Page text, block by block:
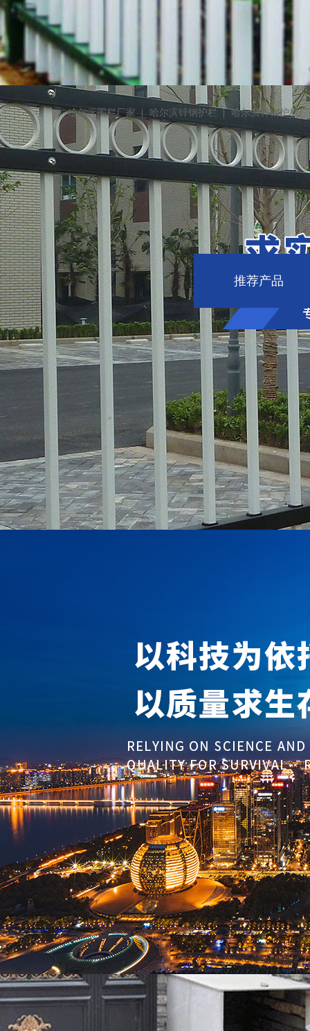
他们都在搜索：哈尔滨围栏厂家 哈尔滨锌钢护栏 哈尔滨锌钢护栏
产品分类
鹤岗PVC围栏
鹤岗白钢大门、围栏
鹤岗铝艺大门、围栏
鹤岗铁艺大门、围栏
鹤岗锌钢护栏
鹤岗市政护栏
鹤岗基坑护栏
0451-51883795
推荐产品
鹤岗锌钢
鹤岗围